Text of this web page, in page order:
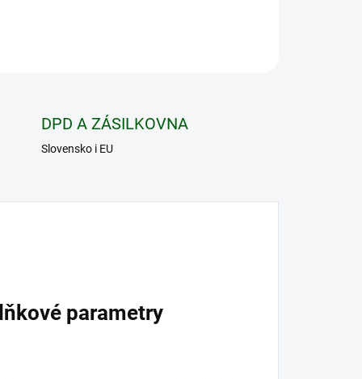
DPD A ZÁSILKOVNA
Slovensko i EU
parametry